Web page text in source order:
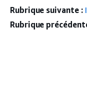
Rubrique suivante :
Rubrique